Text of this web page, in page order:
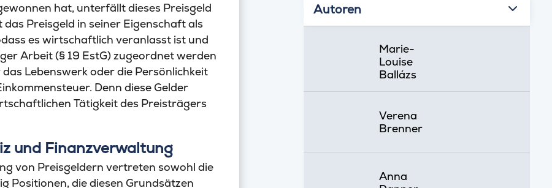
hat, unterfällt dieses Preisgeld
Preisgeld in seiner Eigenschaft als
es wirtschaftlich veranlasst ist und
Arbeit (§ 19 EstG) zugeordnet werden
Lebenswerk oder die Persönlichkeit
Denn diese Gelder
Tätigkeit des Preisträgers
und Finanzverwaltung
von Preisgeldern vertreten sowohl die
Positionen, die diesen Grundsätzen
Autoren
Marie-
Louise
Ballázs
Verena
Brenner
Anna